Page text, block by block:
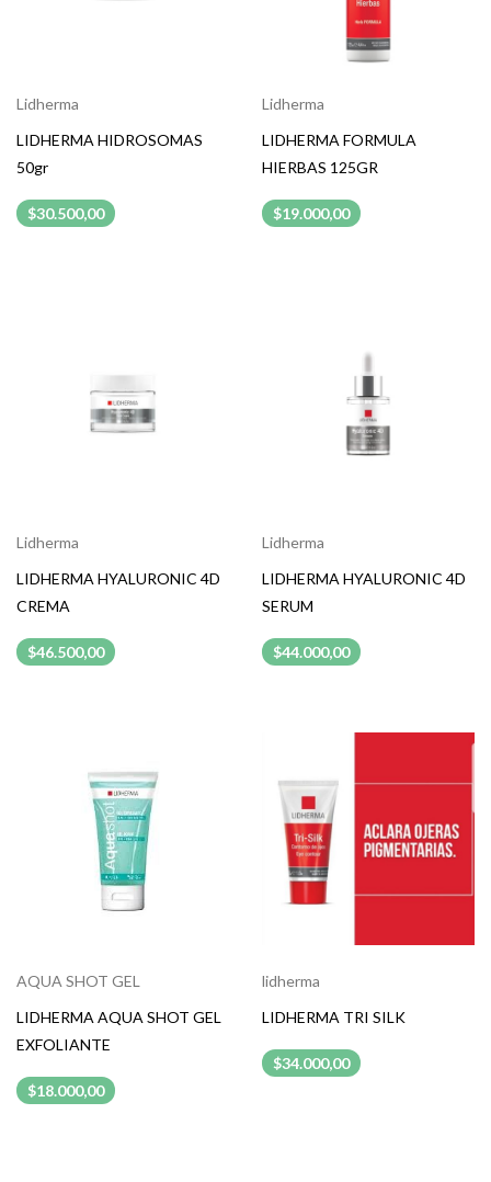
Lidherma
LIDHERMA HIDROSOMAS
50gr
$30.500,00
Lidherma
LIDHERMA FORMULA
HIERBAS 125GR
$19.000,00
Lidherma
LIDHERMA HYALURONIC 4D
CREMA
$46.500,00
Lidherma
LIDHERMA HYALURONIC 4D
SERUM
$44.000,00
AQUA SHOT GEL
LIDHERMA AQUA SHOT GEL
EXFOLIANTE
$18.000,00
lidherma
LIDHERMA TRI SILK
$34.000,00